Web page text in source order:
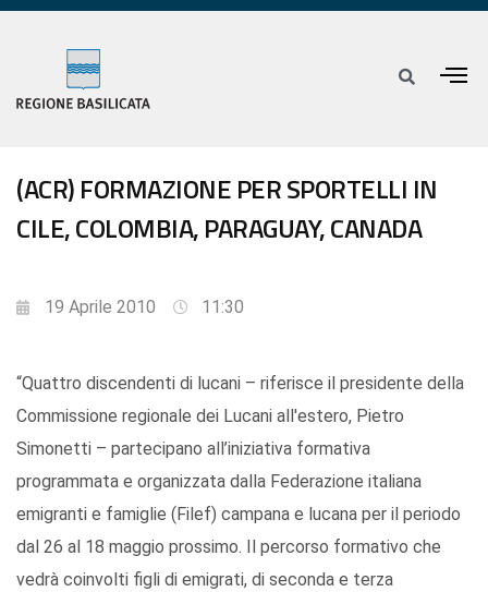
(ACR) FORMAZIONE PER SPORTELLI IN
CILE, COLOMBIA, PARAGUAY, CANADA
19 Aprile 2010 11:30
“Quattro discendenti di lucani – riferisce il presidente della
Commissione regionale dei Lucani all'estero, Pietro
Simonetti – partecipano all’iniziativa formativa
programmata e organizzata dalla Federazione italiana
emigranti e famiglie (Filef) campana e lucana per il periodo
dal 26 al 18 maggio prossimo. Il percorso formativo che
vedrà coinvolti figli di emigrati, di seconda e terza